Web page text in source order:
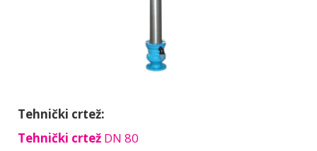
Tehnički crtež:
Tehnički crtež DN 80